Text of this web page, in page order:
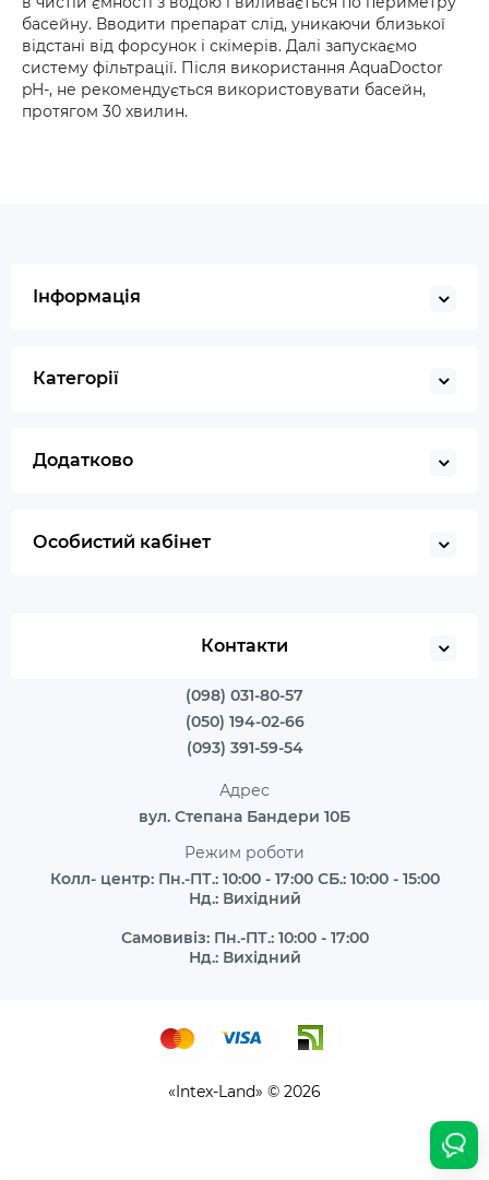
басейну. Вводити препарат слід, уникаючи близької
відстані від форсунок і скімерів. Далі запускаємо
систему фільтрації. Після використання AquaDoctor
pH-, не рекомендується використовувати басейн,
протягом 30 хвилин.
Інформація
Категорії
Додатково
Особистий кабінет
Контакти
(098) 031-80-57
(050) 194-02-66
(093) 391-59-54
Адрес
вул. Степана Бандери 10Б
Режим роботи
Колл- центр: Пн.-ПТ.: 10:00 - 17:00 СБ.: 10:00 - 15:00
Нд.: Вихідний
Самовивіз: Пн.-ПТ.: 10:00 - 17:00
Нд.: Вихідний
«Intex-Land» © 2026